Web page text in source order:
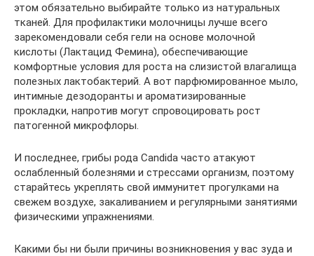
этом обязательно выбирайте только из натуральных
тканей. Для профилактики молочницы лучше всего
зарекомендовали себя гели на основе молочной
кислоты (Лактацид Фемина), обеспечивающие
комфортные условия для роста на слизистой влагалища
полезных лактобактерий. А вот парфюмированное мыло,
интимные дезодоранты и ароматизированные
прокладки, напротив могут спровоцировать рост
патогенной микрофлоры.
И последнее, грибы рода Candida часто атакуют
ослабленный болезнями и стрессами организм, поэтому
старайтесь укреплять свой иммунитет прогулками на
свежем воздухе, закаливанием и регулярными занятиями
физическими упражнениями.
Какими бы ни были причины возникновения у вас зуда и